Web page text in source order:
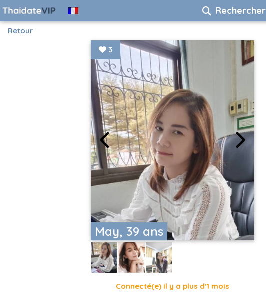
Rechercher
Retour
May, 39 ans
3
Connecté(e) il y a plus d'1 mois